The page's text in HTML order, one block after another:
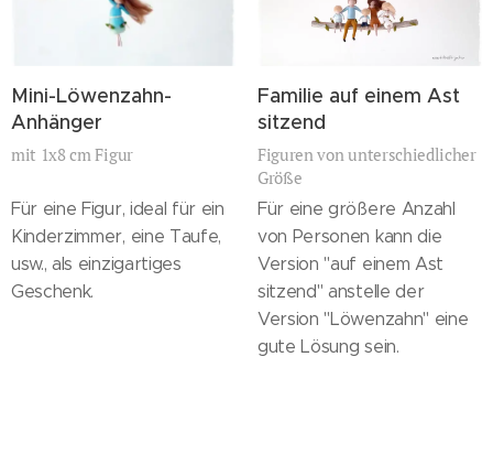
Mini-Löwenzahn-
Anhänger
mit 1x8 cm Figur
Für eine Figur, ideal für ein
Kinderzimmer, eine Taufe,
usw., als einzigartiges
Geschenk.
Familie auf einem Ast
sitzend
Figuren von unterschiedlicher
Größe
Für eine größere Anzahl
von Personen kann die
Version "auf einem Ast
sitzend" anstelle der
Version "Löwenzahn" eine
gute Lösung sein.